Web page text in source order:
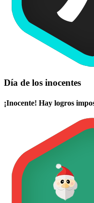
Día de los inocentes
¡Inocente! Hay logros